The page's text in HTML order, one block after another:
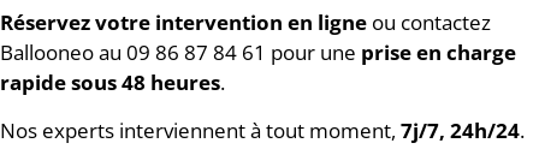
Réservez votre intervention en ligne ou contactez
Ballooneo au 09 86 87 84 61 pour une prise en charge
rapide sous 48 heures.
Nos experts interviennent à tout moment, 7j/7, 24h/24.